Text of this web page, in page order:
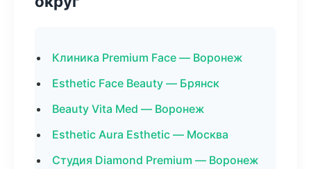
Клиника Premium Face — Воронеж
Esthetic Face Beauty — Брянск
Beauty Vita Med — Воронеж
Esthetic Aura Esthetic — Москва
Студия Diamond Premium — Воронеж